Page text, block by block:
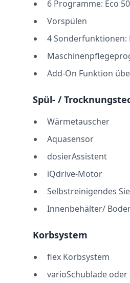
6 Programme: Eco
Vorspülen
4 Sonderfunktionen:
Add-On Funktion
Spül- /
Wärmetauscher
Aquasensor
dosierAssistent
iQdrive-Motor
Selbstreinigendes
Innenbehälter/
Korbsystem
flex Korbsystem
varioSchublade